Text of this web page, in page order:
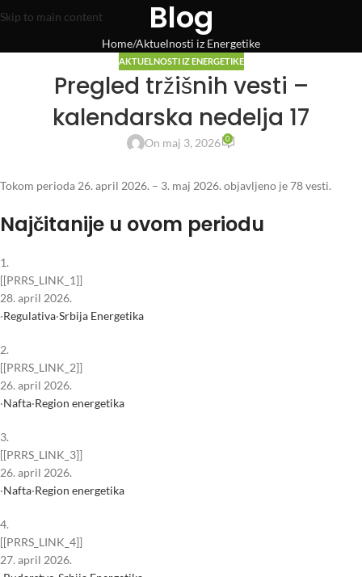
Skip to main content Blog
Home Aktuelnosti iz Energetike
AKTUELNOSTI IZ ENERGETIKE
Pregled tržišnih vesti –
kalendarska nedelja 17
On maj 3, 2026 0
Tokom perioda 26. april 2026. – 3. maj 2026. objavljeno je 78 vesti.
Najčitanije u ovom periodu
1.
[[PRRS_LINK_1]]
28. april 2026.
·Regulativa·Srbija Energetika
2.
[[PRRS_LINK_2]]
26. april 2026.
·Nafta·Region energetika
3.
[[PRRS_LINK_3]]
26. april 2026.
·Nafta·Region energetika
4.
[[PRRS_LINK_4]]
27. april 2026.